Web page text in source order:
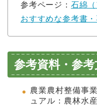
参考ページ： 石綿
おすすめな参考書
参考資料・参
農業農村整備事
ュアル：農林水